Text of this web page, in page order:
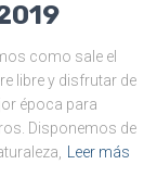
como sale el
libre y disfrutar de
época para
Disponemos de
Leer más